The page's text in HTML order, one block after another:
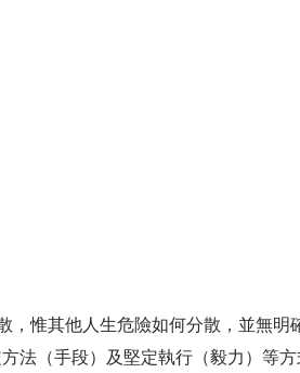
，惟其他人生危險如何分散，並無明
法（手段）及堅定執行（毅力）等